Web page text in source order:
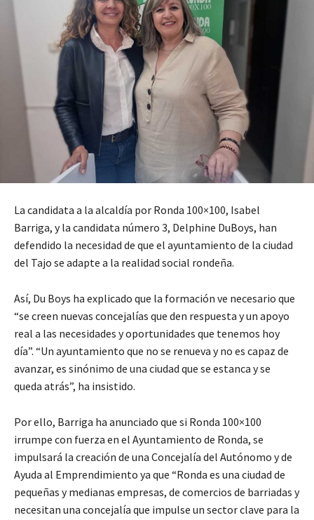
La candidata a la alcaldía por Ronda 100×100, Isabel
Barriga, y la candidata número 3, Delphine DuBoys, han
defendido la necesidad de que el ayuntamiento de la ciudad
del Tajo se adapte a la realidad social rondeña.
Así, Du Boys ha explicado que la formación ve necesario que
“se creen nuevas concejalías que den respuesta y un apoyo
real a las necesidades y oportunidades que tenemos hoy
día”. “Un ayuntamiento que no se renueva y no es capaz de
avanzar, es sinónimo de una ciudad que se estanca y se
queda atrás”, ha insistido.
Por ello, Barriga ha anunciado que si Ronda 100×100
irrumpe con fuerza en el Ayuntamiento de Ronda, se
impulsará la creación de una Concejalía del Autónomo y de
Ayuda al Emprendimiento ya que “Ronda es una ciudad de
pequeñas y medianas empresas, de comercios de barriadas y
necesitan una concejalía que impulse un sector clave para la